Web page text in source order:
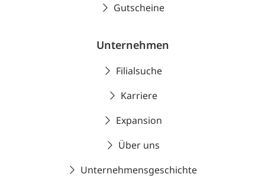
Gutscheine
Unternehmen
Filialsuche
Karriere
Expansion
Über uns
Unternehmensgeschichte